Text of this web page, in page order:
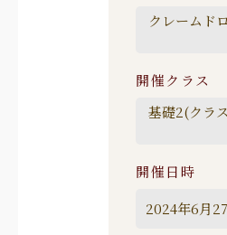
開催クラス
開催日時